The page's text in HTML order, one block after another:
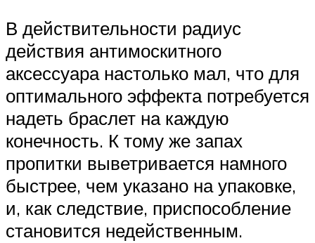
В действительности радиус
действия антимоскитного
аксессуара настолько мал, что для
оптимального эффекта потребуется
надеть браслет на каждую
конечность. К тому же запах
пропитки выветривается намного
быстрее, чем указано на упаковке,
и, как следствие, приспособление
становится недейственным.